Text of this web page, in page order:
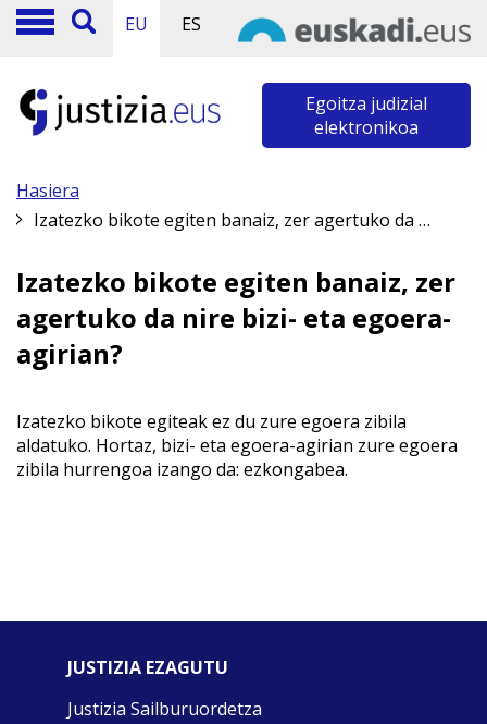
EU ES
Egoitza judizial
elektronikoa
Hasiera
Izatezko bikote egiten banaiz, zer agertuko da nire bizi- eta egoera-agirian?
Izatezko bikote egiten banaiz, zer
agertuko da nire bizi- eta egoera-
agirian?
Izatezko bikote egiteak ez du zure egoera zibila
aldatuko. Hortaz, bizi- eta egoera-agirian zure egoera
zibila hurrengoa izango da: ezkongabea.
JUSTIZIA EZAGUTU
Justizia Sailburuordetza